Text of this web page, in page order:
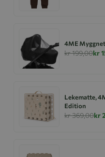
4ME
kr 199,00kr
Lekematte,
Edition
kr 369,00kr